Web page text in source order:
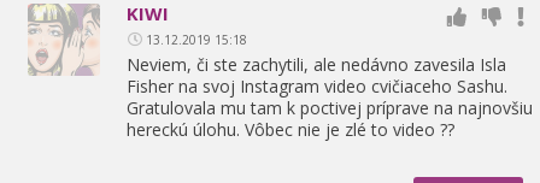
KIWI
13.12.2019 15:18
Neviem, či ste zachytili, ale nedávno zavesila Isla
Fisher na svoj Instagram video cvičiaceho Sashu.
Gratulovala mu tam k poctivej príprave na najnovšiu
hereckú úlohu. Vôbec nie je zlé to video ??